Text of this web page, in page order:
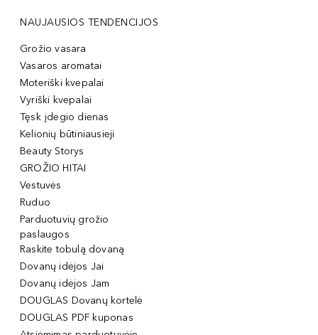
NAUJAUSIOS TENDENCIJOS
Grožio vasara
Vasaros aromatai
Moteriški kvepalai
Vyriški kvepalai
Tęsk įdegio dienas
Kelionių būtiniausieji
Beauty Storys
GROŽIO HITAI
Vestuvės
Ruduo
Parduotuvių grožio
paslaugos
Raskite tobulą dovaną
Dovanų idėjos Jai
Dovanų idėjos Jam
DOUGLAS Dovanų kortelė
DOUGLAS PDF kuponas